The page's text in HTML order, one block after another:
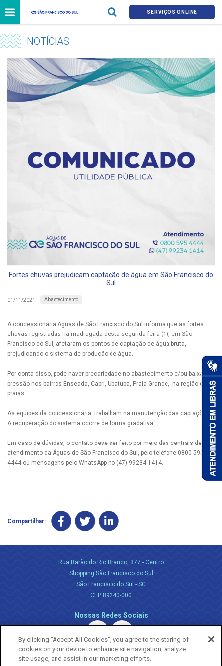
SERVIÇOS ONLINE
NOTÍCIAS
Fortes chuvas prejudicam captação de água em São Francisco do
Sul
01/11/2021 Abastecimento
A concessionária Águas de São Francisco do Sul informa que as fortes
chuvas registradas na madrugada desta segunda-feira (1), em São
Francisco do Sul, afetaram os pontos de captação de água bruta,
prejudicando o sistema de produção de água.
Por conta disso, pode haver precariedade no abastecimento e/ou baixa
pressão nos bairros Enseada, Capri, Ubatuba, Praia Grande, na região das
praias.
As equipes da concessionária trabalham na manutenção das captações.
A recuperação do sistema ocorre de forma gradativa.
Em caso de dúvidas, o contato deve ser feito por meio das centrais de
atendimento da Águas de São Francisco do Sul, pelo telefone 0800 595
4444 ou mensagens pelo WhatsApp no (47) 99234-1414.
Compartilhar:
Rua Barão do Rio Branco, 377 - Centro
Shopping São Francisco do Sul
São Francisco do Sul - SC
CEP 89240-000
Nossas Redes Sociais
By clicking “Accept All Cookies”, you agree to the storing of
cookies on your device to enhance site navigation, analyze
site usage, and assist in our marketing efforts.